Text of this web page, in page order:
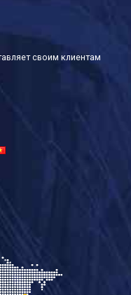
своим клиентам